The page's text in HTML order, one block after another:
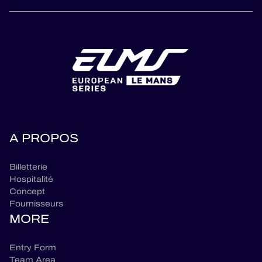
A PROPOS
Billetterie
Hospitalité
Concept
Fournisseurs
MORE
Entry Form